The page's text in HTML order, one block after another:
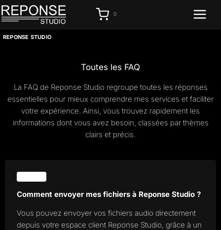
Aller
au
0
REPONSE STUDIO
Toutes les FAQ
La FAQ de Reponse Studio regroupe toutes les réponses
essentielles pour mieux comprendre mes services et faciliter
votre expérience. Ainsi, vous trouvez rapidement les
informations dont vous avez besoin, classées par thèmes
clairs et précis.
Comment envoyer mes fichiers à Reponse Studio ?
Vous pouvez envoyer vos fichiers audio directement
depuis votre espace client Reponse Studio, grâce à un